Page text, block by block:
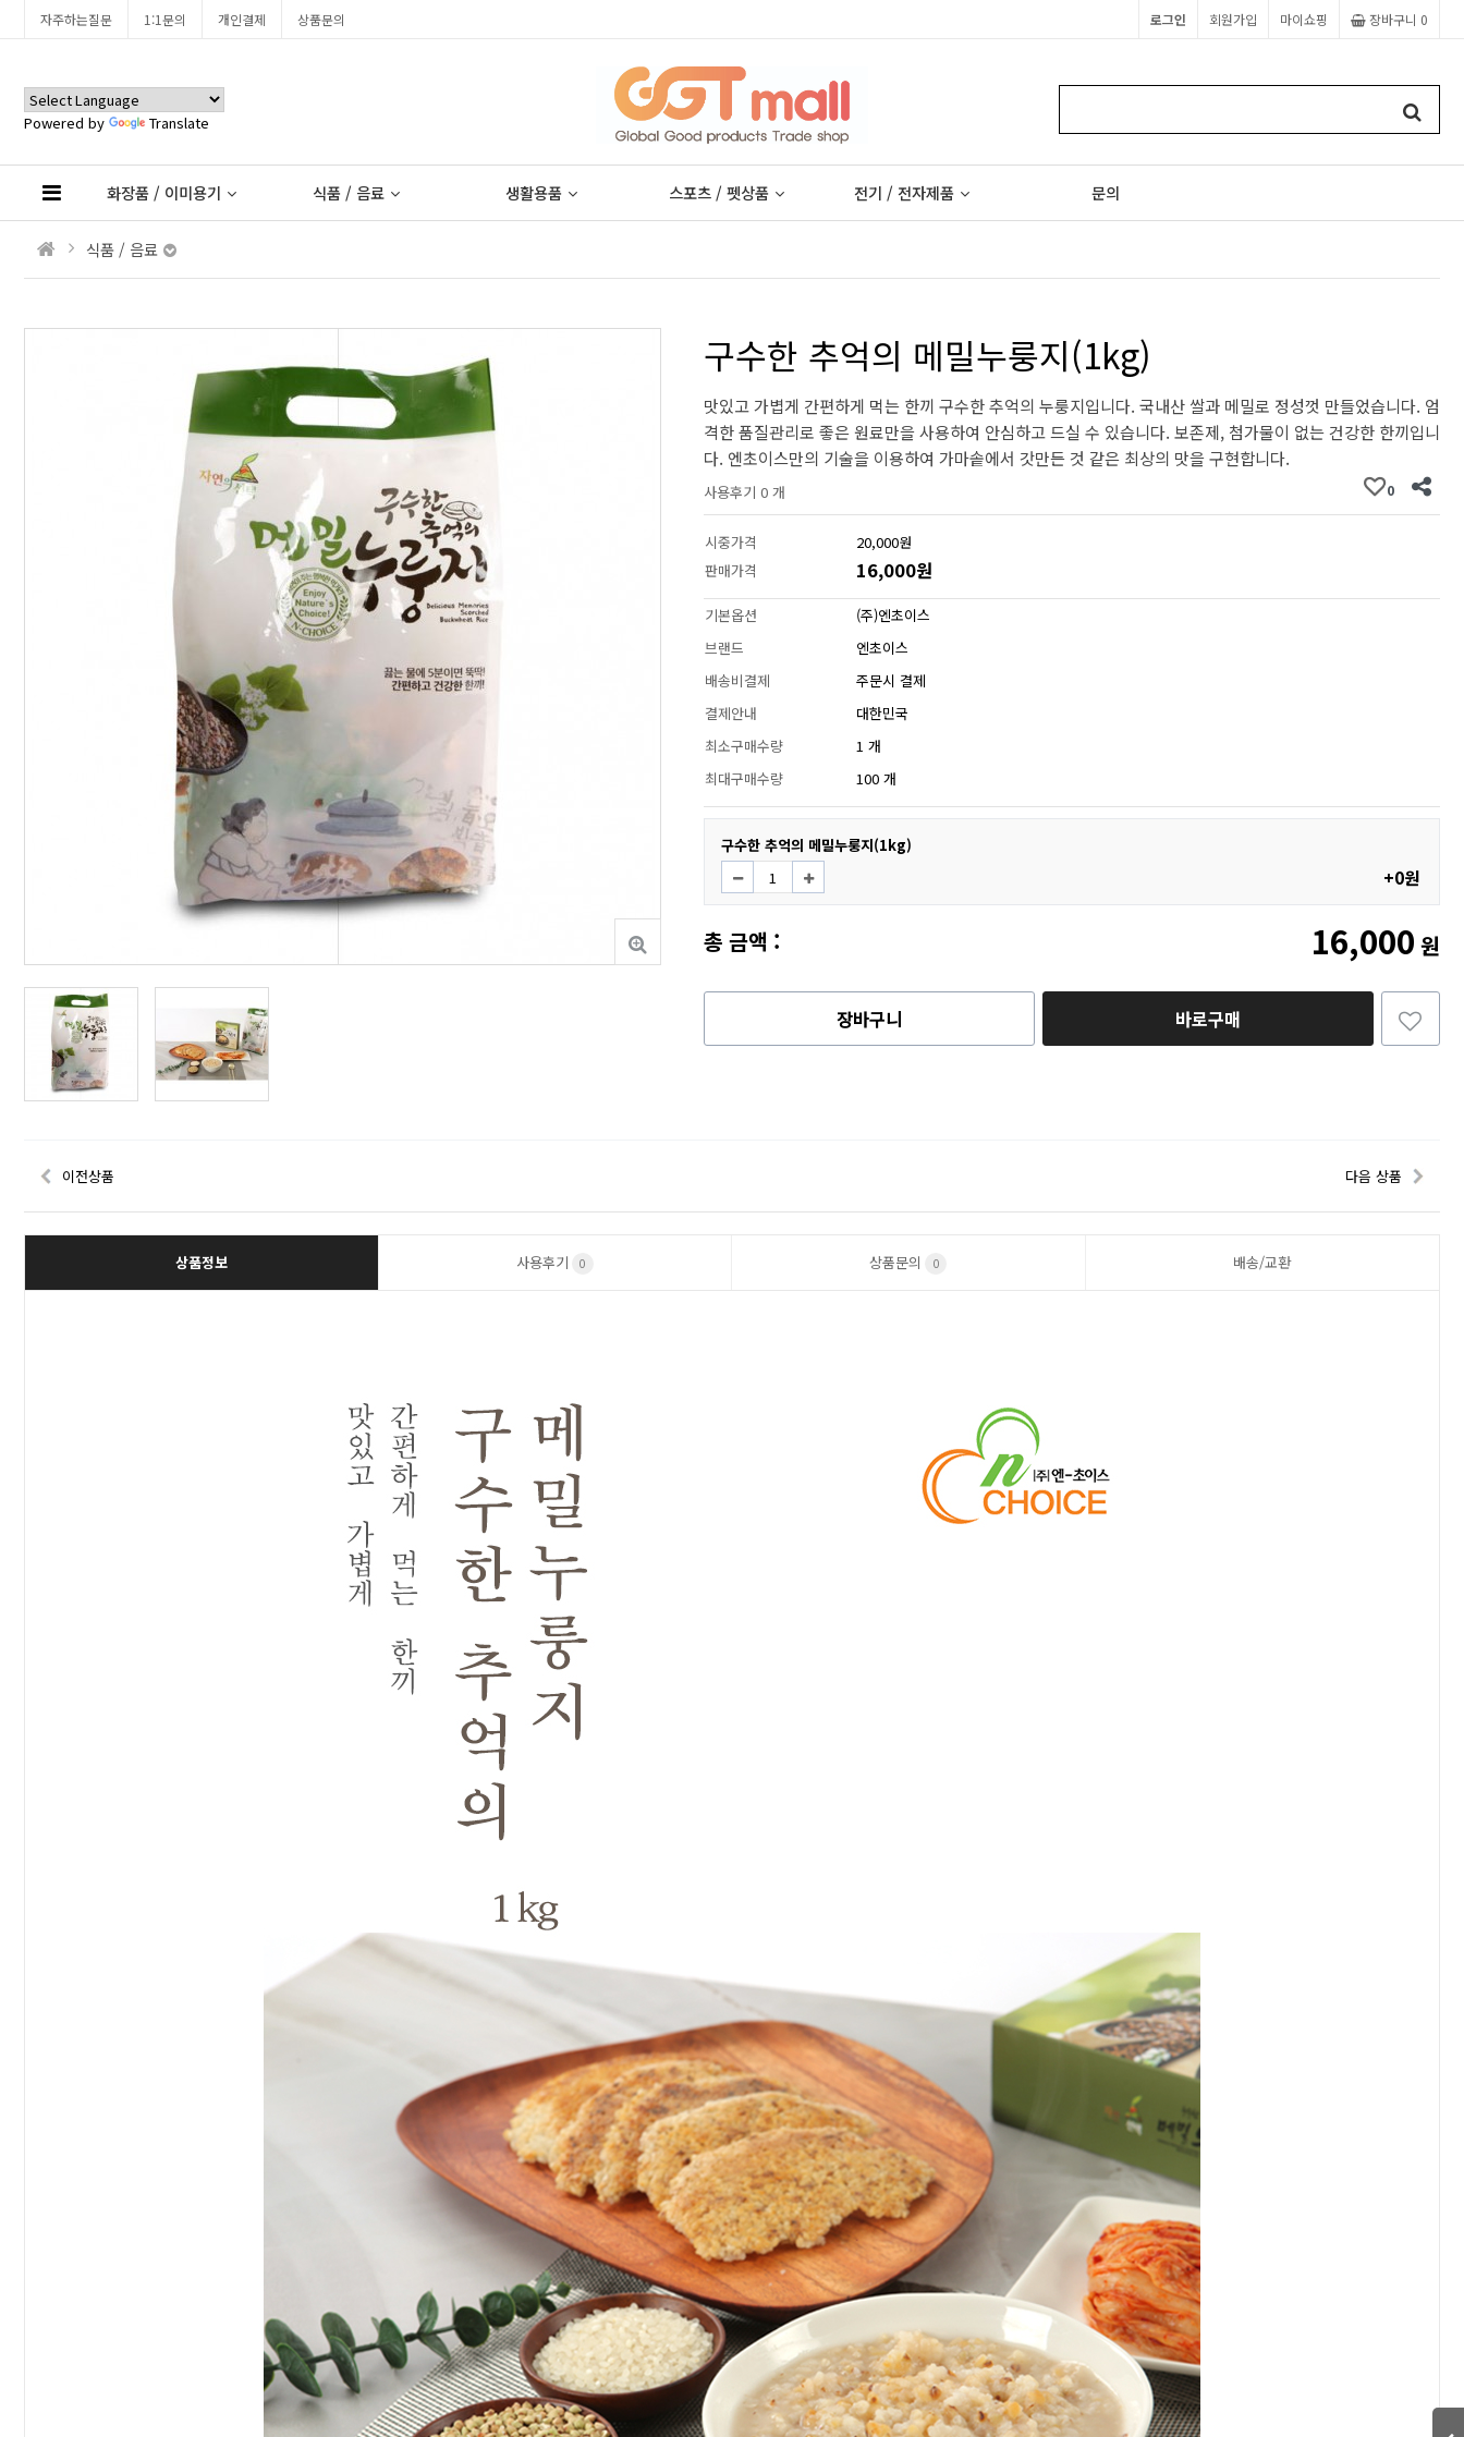
Powered by Translate
자주하는질문 1:1문의 개인결제 상품문의 장바구니 0
마이쇼핑
회원가입
로그인
화장품 / 이미용기 식품 / 음료 생활용품 스포츠 / 펫상품 전기 / 전자제품 문의
식품 / 음료
구수한 추억의 메밀누룽지(1kg)
맛있고 가볍게 간편하게 먹는 한끼 구수한 추억의 누룽지입니다. 국내산 쌀과 메밀로 정성껏 만들었습니다. 엄
격한 품질관리로 좋은 원료만을 사용하여 안심하고 드실 수 있습니다. 보존제, 첨가물이 없는 건강한 한끼입니
다. 엔초이스만의 기술을 이용하여 가마솥에서 갓만든 것 같은 최상의 맛을 구현합니다.
사용후기 0 개 0
시중가격
20,000원
판매가격
16,000원
기본옵션
(주)엔초이스
브랜드
엔초이스
배송비결제
주문시 결제
결제안내
대한민국
최소구매수량
1 개
최대구매수량
100 개
구수한 추억의 메밀누룽지(1kg)
+0원
총 금액 : 16,000 원
장바구니 바로구매
이전상품 다음 상품
상품정보 사용후기 0 상품문의 0 배송/교환